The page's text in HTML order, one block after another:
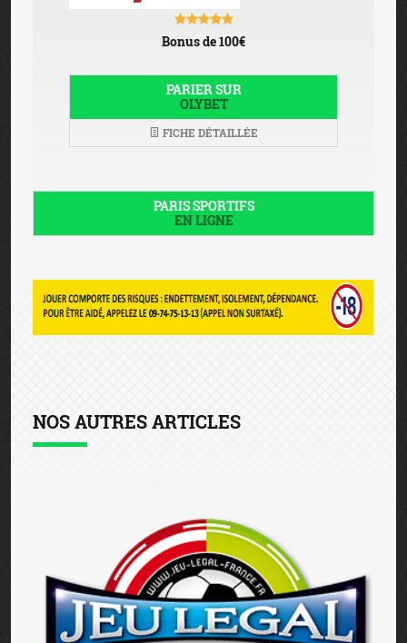
Bonus de 100€
PARIER SUR
OLYBET
FICHE DÉTAILLÉE
PARIS SPORTIFS
EN LIGNE
NOS AUTRES ARTICLES